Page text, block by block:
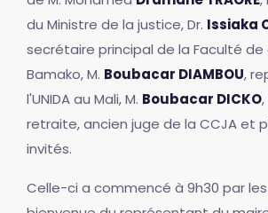
du Ministre de la justice, Dr. Issiaka
secrétaire principal de la Faculté
Bamako, M. Boubacar DIAMBOU,
l'UNIDA au Mali, M. Boubacar DICKO
retraite, ancien juge de la CCJA et
invités.
Celle-ci a commencé à 9h30 par